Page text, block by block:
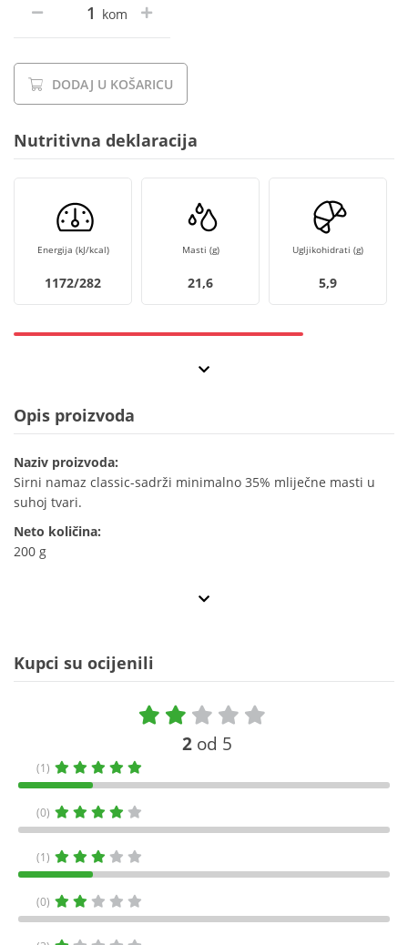
kom
DODAJ U KOŠARICU
Nutritivna deklaracija
Energija (kJ/kcal)
1172/282
Masti (g)
21,6
Ugljikohidrati (g)
5,9
Opis proizvoda
Naziv proizvoda:
Sirni namaz classic-sadrži minimalno 35% mliječne masti u
suhoj tvari.
Neto količina:
200 g
Kupci su ocijenili
2 od 5
(1)
(0)
(1)
(0)